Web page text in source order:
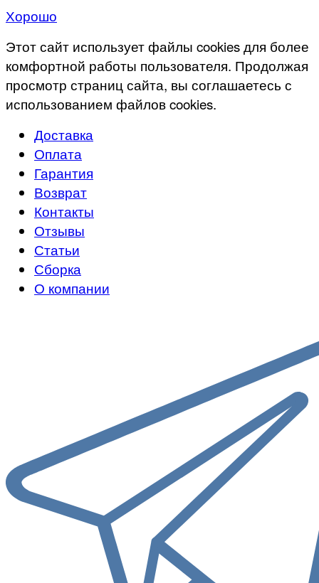
Хорошо
Этот сайт использует файлы cookies для более
комфортной работы пользователя. Продолжая
просмотр страниц сайта, вы соглашаетесь с
использованием файлов cookies.
Доставка
Оплата
Гарантия
Возврат
Контакты
Отзывы
Статьи
Сборка
О компании